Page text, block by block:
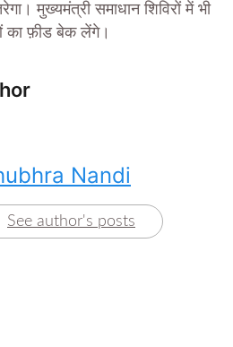
मुख्यमंत्री समाधान शिविरों में भी
का फ़ीड बेक लेंगे।
Nandi
See author's posts